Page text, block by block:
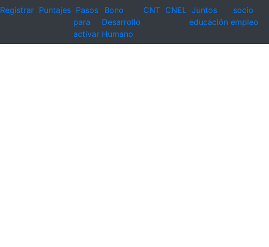
Registrar Puntajes Pasos
para
activar
Bono
Desarrollo
Humano
CNT CNEL Juntos
educación
socio
empleo